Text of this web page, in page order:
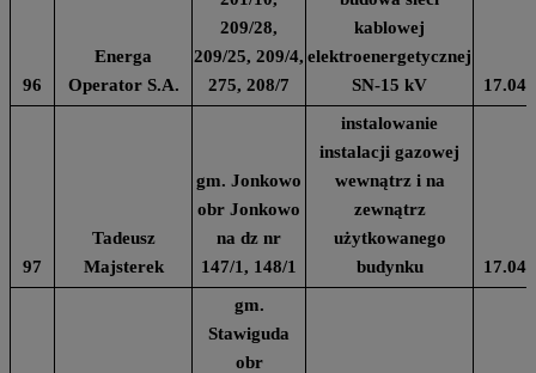
96
Energa
Operator S.A.
209/28,
209/25, 209/4,
275, 208/7
kablowej
elektroenergetycznej
SN-15 kV
97
Tadeusz
Majsterek
gm. Jonkowo
obr Jonkowo
na dz nr
147/1, 148/1
instalowanie
instalacji gazowej
wewnątrz i na
zewnątrz
użytkowanego
budynku
gm.
Stawiguda
obr